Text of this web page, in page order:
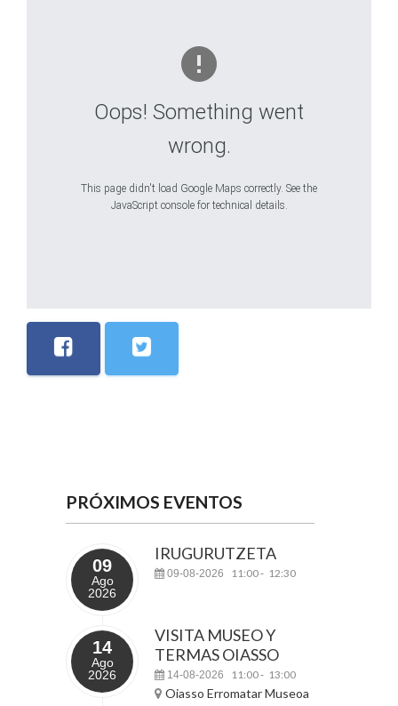
Oops! Something went
wrong.
This page didn't load Google Maps correctly. See the
JavaScript console for technical details.
PRÓXIMOS EVENTOS
09
Ago
2026
IRUGURUTZETA
09-08-2026 11:00- 12:30
14
Ago
2026
VISITA MUSEO Y
TERMAS OIASSO
14-08-2026 11:00- 13:00
Oiasso Erromatar Museoa